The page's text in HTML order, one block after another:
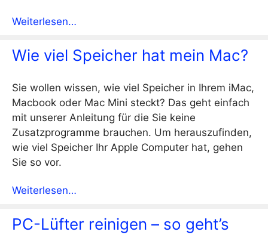
Weiterlesen…
Wie viel Speicher hat mein Mac?
Sie wollen wissen, wie viel Speicher in Ihrem iMac,
Macbook oder Mac Mini steckt? Das geht einfach
mit unserer Anleitung für die Sie keine
Zusatzprogramme brauchen. Um herauszufinden,
wie viel Speicher Ihr Apple Computer hat, gehen
Sie so vor.
Weiterlesen…
PC-Lüfter reinigen – so geht’s